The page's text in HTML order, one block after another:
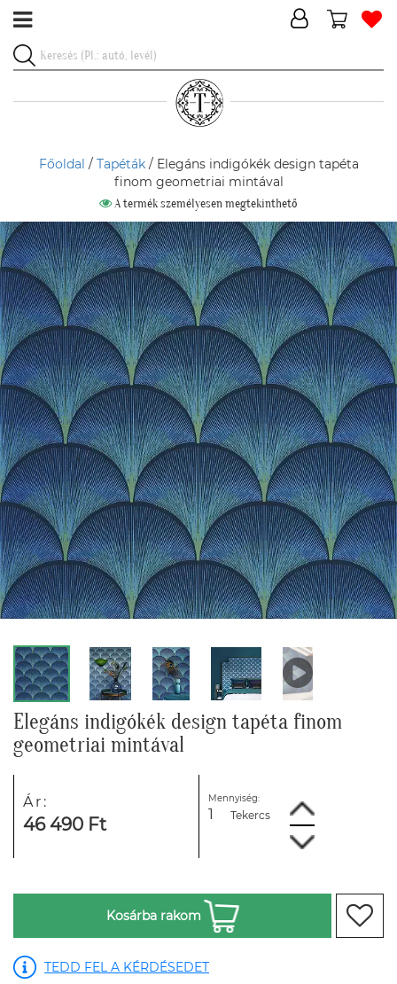
Főoldal / Tapéták/ Elegáns indigókék design tapéta
finom geometriai mintával
A termék személyesen megtekinthető
Elegáns indigókék design tapéta finom
geometriai mintával
Ár:
46 490 Ft
Mennyiség:
Tekercs
Kosárba rakom
TEDD FEL A KÉRDÉSEDET